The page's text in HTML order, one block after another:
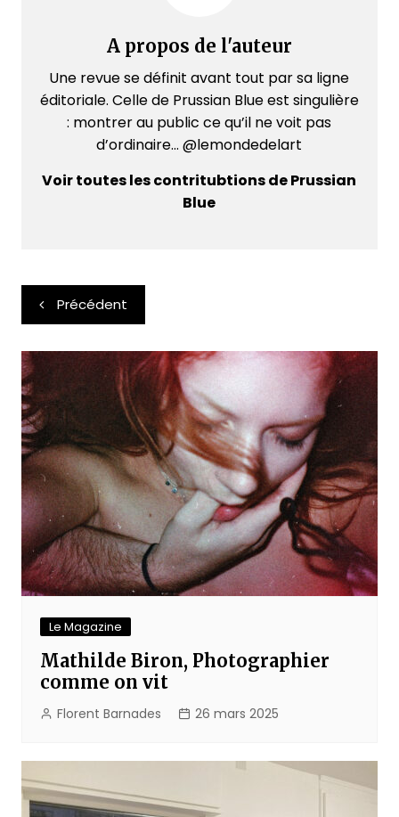
A propos de l'auteur
Une revue se définit avant tout par sa ligne
éditoriale. Celle de Prussian Blue est singulière
: montrer au public ce qu’il ne voit pas
d’ordinaire... @lemondedelart
Voir toutes les contritubtions de Prussian
Blue
Navigation
de
l’article
Précédent
Le Magazine
Mathilde Biron, Photographier
comme on vit
Florent Barnades 26 mars 2025